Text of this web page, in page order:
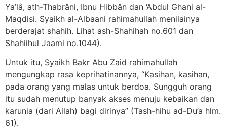
Ya’lâ, ath-Thabrâni, Ibnu Hibbân dan ‘Abdul Ghani al-
Maqdisi. Syaikh al-Albaani rahimahullah menilainya
berderajat shahih. Lihat ash-Shahihah no.601 dan
Shahiihul Jaami no.1044).
Untuk itu, Syaikh Bakr Abu Zaid rahimahullah
mengungkap rasa keprihatinannya, “Kasihan, kasihan,
pada orang yang malas untuk berdoa. Sungguh orang
itu sudah menutup banyak akses menuju kebaikan dan
karunia (dari Allah) bagi dirinya” (Tash-hihu ad-Du’a hlm.
61).